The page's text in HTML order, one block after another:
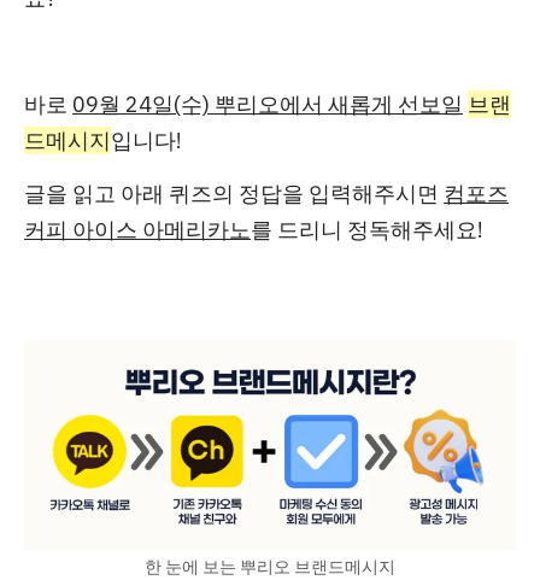
바로 09월 24일(수) 뿌리오에서 새롭게 선보일 브랜
드메시지입니다!
글을 읽고 아래 퀴즈의 정답을 입력해주시면 컴포즈
커피 아이스 아메리카노를 드리니 정독해주세요!
한 눈에 보는 뿌리오 브랜드메시지